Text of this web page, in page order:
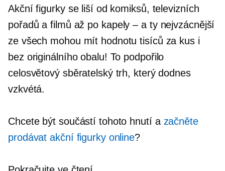
Akční figurky se liší od komiksů, televizních
pořadů a filmů až po kapely – aty nejvzácnější
ze všech mohou mít hodnotu tisíců za kus i
bez originálního obalu! To podpořilo
celosvětový sběratelský trh, který dodnes
vzkvétá.
Chcete být součástí tohoto hnutí a začněte
prodávat akční figurky online?